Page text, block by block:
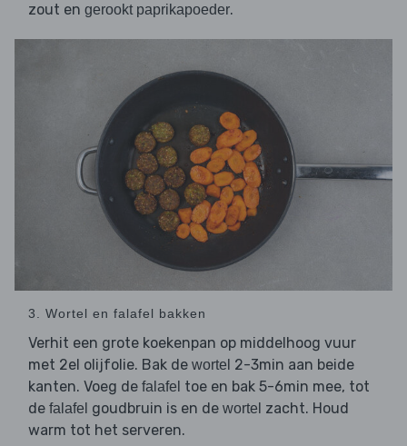
zout en gerookt paprikapoeder.
3. Wortel en falafel bakken
Verhit een grote koekenpan op middelhoog vuur
met 2el olijfolie. Bak de wortel 2-3min aan beide
kanten. Voeg de falafel toe en bak 5-6min mee, tot
de falafel goudbruin is en de wortel zacht. Houd
warm tot het serveren.